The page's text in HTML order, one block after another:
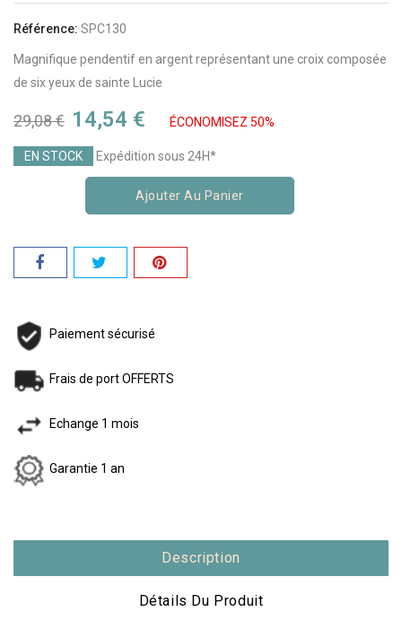
Référence: SPC130
Magnifique pendentif en argent représentant une croix composée
de six yeux de sainte Lucie
29,08 € 14,54 € ÉCONOMISEZ 50%
EN STOCK Expédition sous 24H*
Ajouter Au Panier
Paiement sécurisé
Frais de port OFFERTS
Echange 1 mois
Garantie 1 an
Description
Détails Du Produit